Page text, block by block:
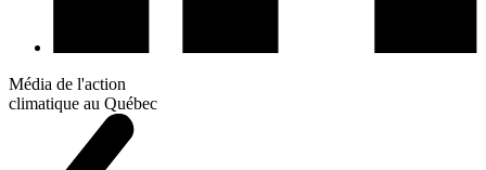
Média de l'action
climatique au Québec